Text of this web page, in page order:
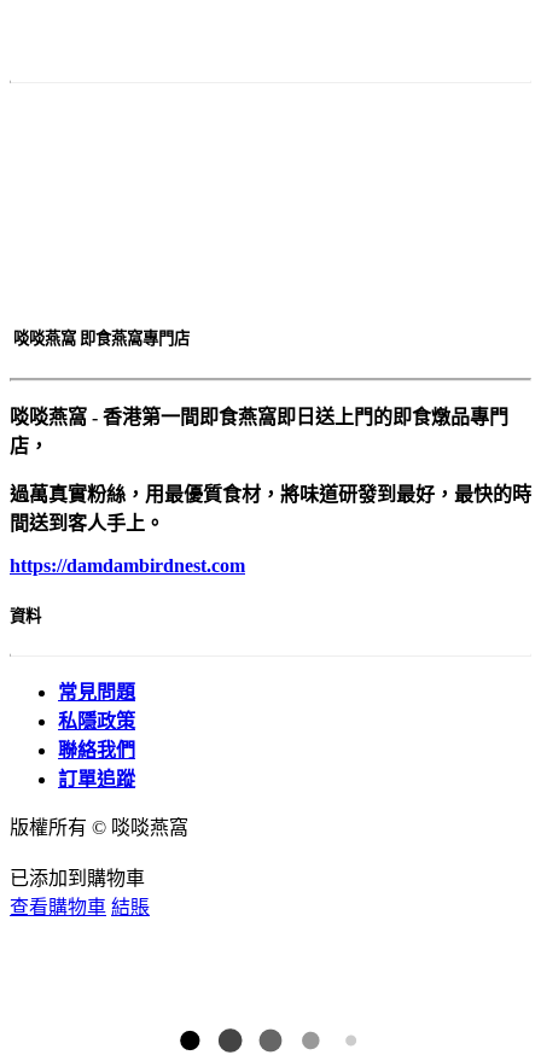
啖啖燕窩 即食燕窩專門店
啖啖燕窩 - 香港第一間即食燕窩即日送上門的即食燉品專門
店，
過萬真實粉絲，用最優質食材，將味道研發到最好，最快的時
間送到客人手上。
https://damdambirdnest.com​
資料
常見問題
私隱政策
聯絡我們
訂單追蹤
版權所有 © 啖啖燕窩
已添加到購物車
查看購物車 結賬